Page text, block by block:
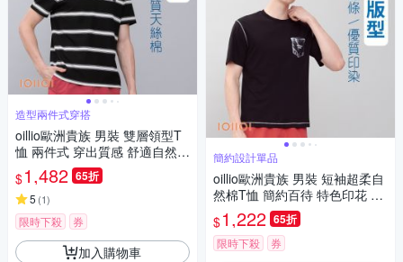
造型兩件式穿搭
oillio歐洲貴族 男裝 雙層領型T
恤 兩件式 穿出質感 舒適自然棉
男女裝 黑色 法國品牌 有大尺碼
$1,482 65折
5 (1)
限時下殺 券
加入購物車
簡約設計單品
oillio歐洲貴族 男裝 短袖超柔自
然棉T恤 簡約百待 特色印花 設
計經典 黑色 法國品牌
$1,222 65折
限時下殺 券